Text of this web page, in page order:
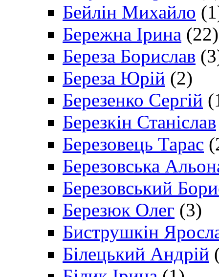
Бейлін Михайло
Бережна Ірина (22)
Береза Борислав
Береза Юрій (2)
Березенко Сергій
Березкін Станіслав
Березовець Тарас
Березовська
Березовський
Березюк Олег (3)
Биструшкін
Білецький Андрій